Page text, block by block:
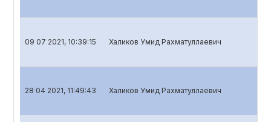
09 07 2021, 10:39:15 Халиков Умид Рахматуллаевич
28 04 2021, 11:49:43 Халиков Умид Рахматуллаевич